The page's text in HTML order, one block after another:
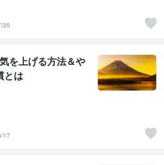
20
を上げる方法＆や
とは
17